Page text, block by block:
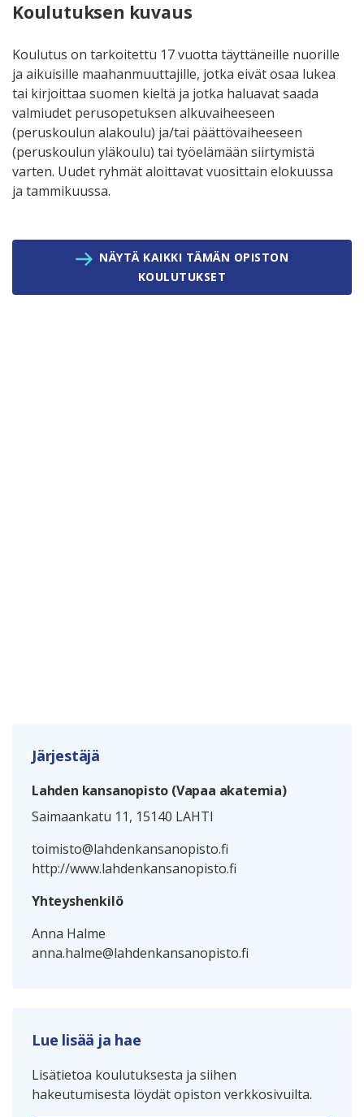
Koulutuksen kuvaus
Koulutus on tarkoitettu 17 vuotta täyttäneille nuorille
ja aikuisille maahanmuuttajille, jotka eivät osaa lukea
tai kirjoittaa suomen kieltä ja jotka haluavat saada
valmiudet perusopetuksen alkuvaiheeseen
(peruskoulun alakoulu) ja/tai päättövaiheeseen
(peruskoulun yläkoulu) tai työelämään siirtymistä
varten. Uudet ryhmät aloittavat vuosittain elokuussa
ja tammikuussa.
NÄYTÄ KAIKKI TÄMÄN OPISTON
KOULUTUKSET
Järjestäjä
Lahden kansanopisto (Vapaa akatemia)
Saimaankatu 11, 15140 LAHTI
toimisto@lahdenkansanopisto.fi
http://www.lahdenkansanopisto.fi
Yhteyshenkilö
Anna Halme
anna.halme@lahdenkansanopisto.fi
Lue lisää ja hae
Lisätietoa koulutuksesta ja siihen
hakeutumisesta löydät opiston verkkosivuilta.